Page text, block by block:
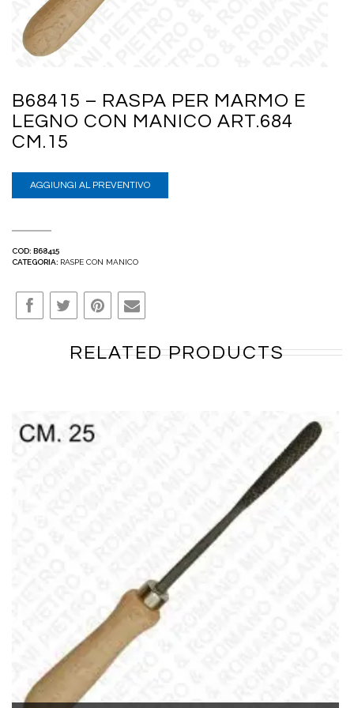
B68415 – RASPA PER MARMO E
LEGNO CON MANICO ART.684
CM.15
AGGIUNGI AL PREVENTIVO
COD: B68415
CATEGORIA: RASPE CON MANICO
RELATED PRODUCTS